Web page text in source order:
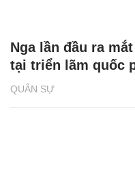
QUÂN SỰ
Nga lần đầu ra
tại triển lãm quốc